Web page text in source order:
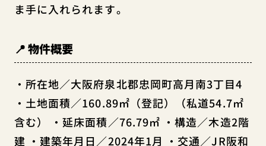
ま手に入れられます。
📍 物件概要
・所在地／大阪府泉北郡忠岡町高月南3丁目4
・土地面積／160.89㎡（登記）（私道54.7㎡
含む） ・延床面積／76.79㎡ ・構造／木造2階
建 ・建築年月日／2024年1月 ・交通／JR阪和